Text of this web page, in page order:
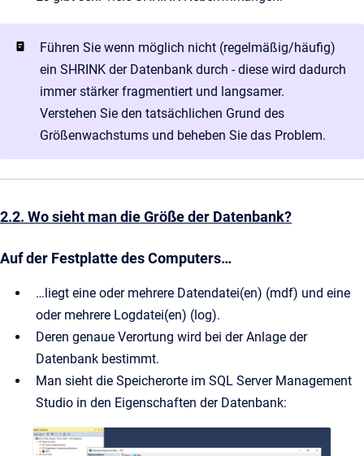
Führen Sie wenn möglich nicht (regelmäßig/häufig)
ein SHRINK der Datenbank durch - diese wird dadurch
immer stärker fragmentiert und langsamer.
Verstehen Sie den tatsächlichen Grund des
Größenwachstums und beheben Sie das Problem.
2.2. Wo sieht man die Größe der Datenbank?
Auf der Festplatte des Computers…
…liegt eine oder mehrere Datendatei(en) (mdf) und eine
oder mehrere Logdatei(en) (log).
Deren genaue Verortung wird bei der Anlage der
Datenbank bestimmt.
Man sieht die Speicherorte im SQL Server Management
Studio in den Eigenschaften der Datenbank: